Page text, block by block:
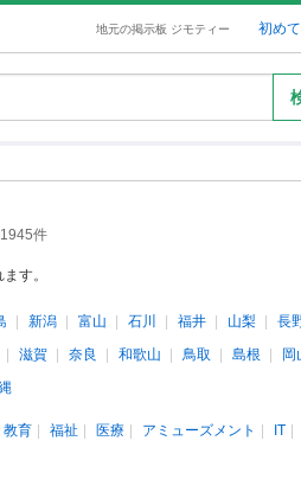
地元の掲示板 ジモティー 初め
件
す。
新潟 富山 石川 福井 山梨 長
滋賀 奈良 和歌山 鳥取 島根 岡
教育 福祉 医療 アミューズメント IT